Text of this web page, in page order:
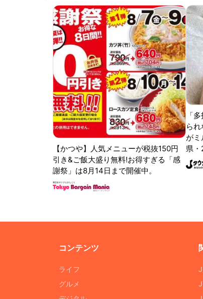
【かつや】人気メニューが税抜150円
引き&ご飯大盛り無料!お得すぎる「感
謝祭」は8月14日まで開催中。
「
ら
が
県
コンテンツ
ライフ
グルメ